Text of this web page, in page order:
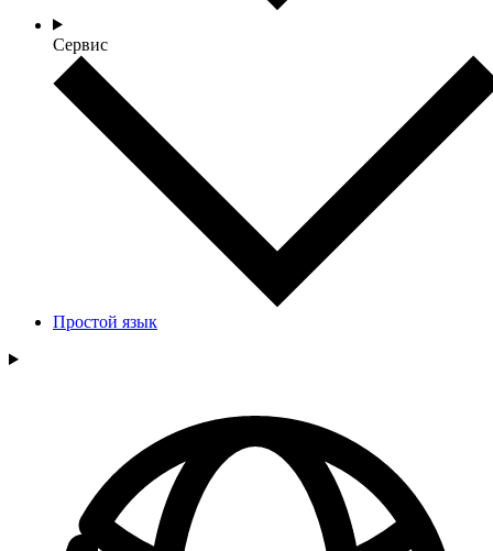
Сервис
Простой язык